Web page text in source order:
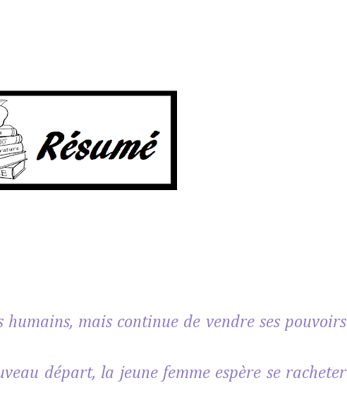
humains, mais continue de vendre ses pouvoirs
départ, la jeune femme espère se racheter